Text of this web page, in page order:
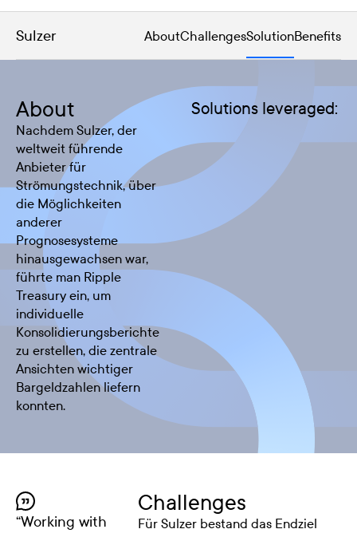
Sulzer AboutChallengesSolutionBenefits
About
Nachdem Sulzer, der
weltweit führende
Anbieter für
Strömungstechnik, über
die Möglichkeiten
anderer
Prognosesysteme
hinausgewachsen war,
führte man Ripple
Treasury ein, um
individuelle
Konsolidierungsberichte
zu erstellen, die zentrale
Ansichten wichtiger
Bargeldzahlen liefern
konnten.
Solutions leveraged:
“Working with
Challenges
Für Sulzer bestand das Endziel